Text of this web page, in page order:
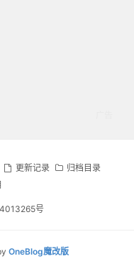
更新记录
归档目录
号
OneBlog魔改版